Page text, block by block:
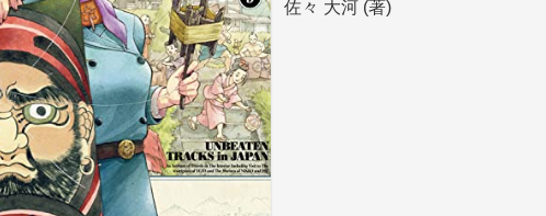
佐々 大河 (著)